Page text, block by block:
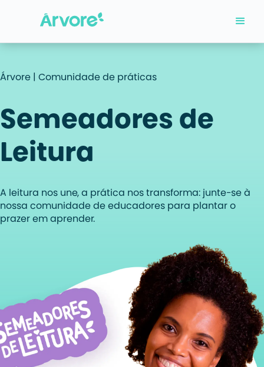
Árvore | Comunidade de práticas
Semeadores de
Leitura
A leitura nos une, a prática nos transforma: junte-se à
nossa comunidade de educadores para plantar o
prazer em aprender.